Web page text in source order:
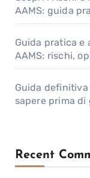
AAMS: guida
Guida pratica e
AAMS: rischi,
Guida definitiva
sapere prima di
Recent